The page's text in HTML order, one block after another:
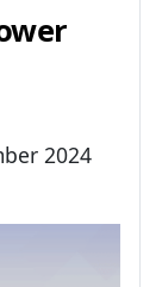
2024